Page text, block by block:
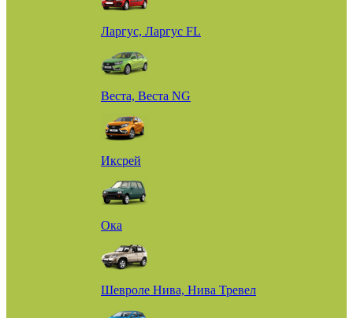
Ларгус, Ларгус FL
Веста, Веста NG
Иксрей
Ока
Шевроле Нива, Нива Тревел